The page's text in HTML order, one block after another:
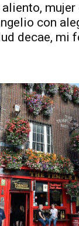
mujer
con
decae, mi